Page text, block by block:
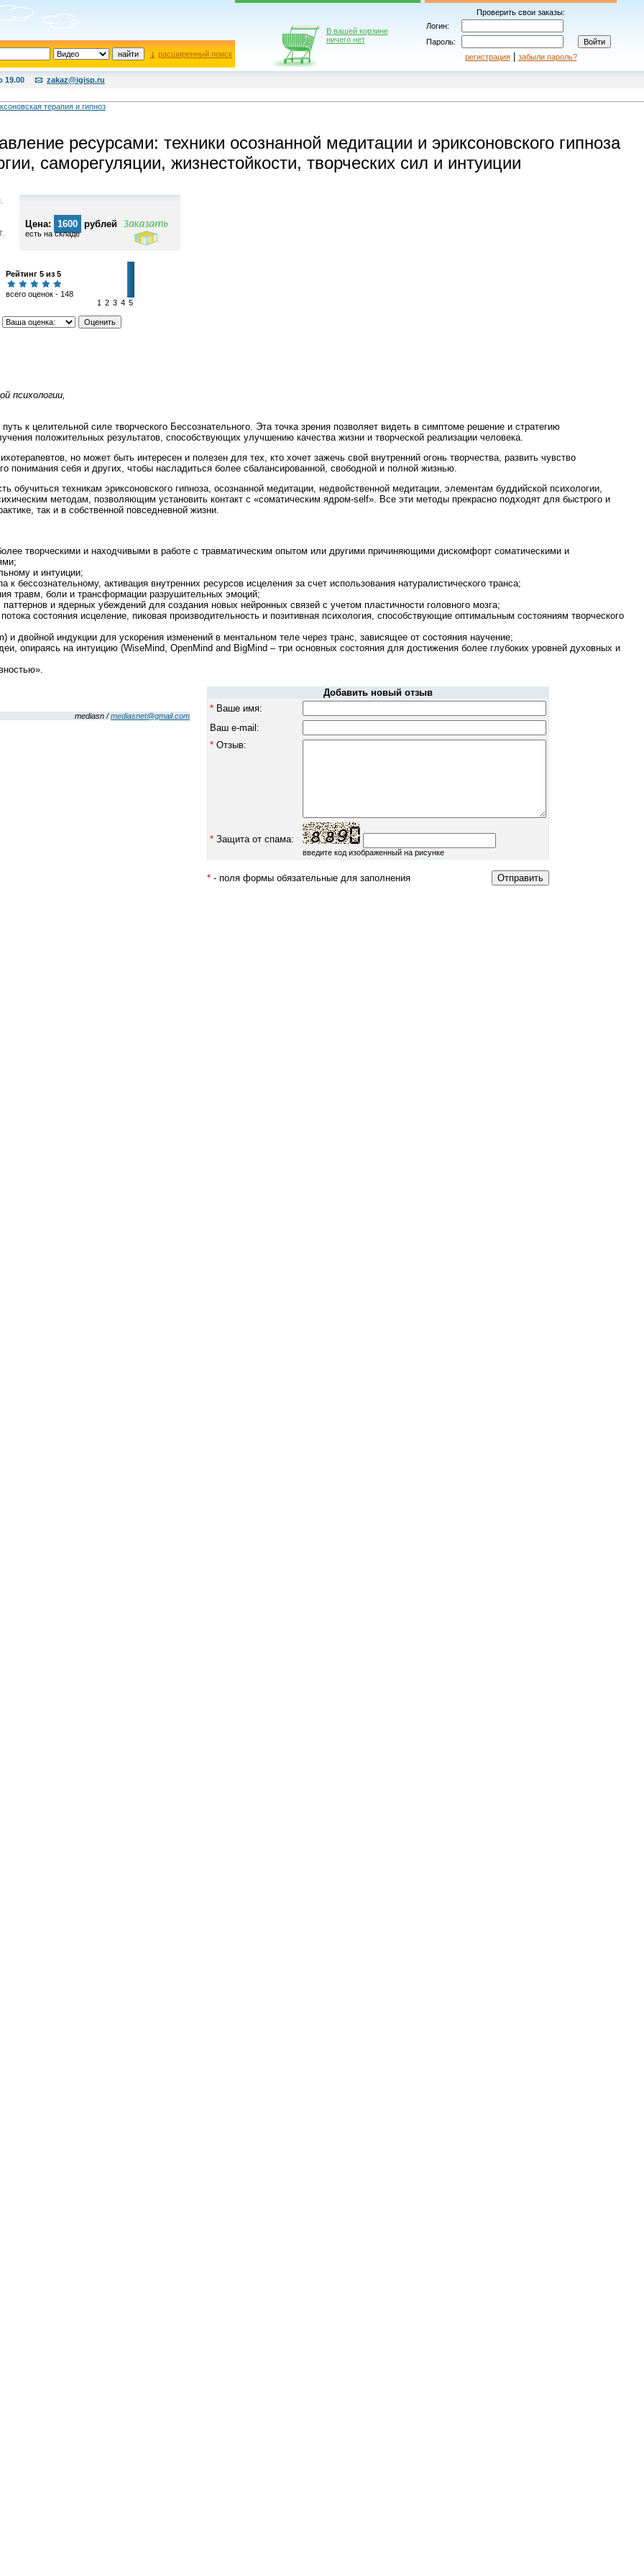
расширенный поиск
В вашей корзине
ничего нет
Проверить свои заказы:
Логин:
Пароль:
регистрация| забыли пароль?
19.00 zakaz@igisp.ru
терапия и гипноз
ресурсами: техники осознанной медитации и эриксоновского гипноза
саморегуляции, жизнестойкости, творческих сил и интуиции
Цена: 1600 рублей
есть на складе
Рейтинг 5 из 5
всего оценок - 148
1 2 3 4 5
психологии,
к целительной силе творческого Бессознательного. Эта точка зрения позволяет видеть в симптоме решение и стратегию
положительных результатов, способствующих улучшению качества жизни и творческой реализации человека.
но может быть интересен и полезен для тех, кто хочет зажечь свой внутренний огонь творчества, развить чувство
понимания себя и других, чтобы насладиться более сбалансированной, свободной и полной жизнью.
обучиться техникам эриксоновского гипноза, осознанной медитации, недвойственной медитации, элементам буддийской психологии,
методам, позволяющим установить контакт с «соматическим ядром-self». Все эти методы прекрасно подходят для быстрого и
так и в собственной повседневной жизни.
творческими и находчивыми в работе с травматическим опытом или другими причиняющими дискомфорт соматическими и
и интуиции;
бессознательному, активация внутренних ресурсов исцеления за счет использования натуралистического транса;
травм, боли и трансформации разрушительных эмоций;
и ядерных убеждений для создания новых нейронных связей с учетом пластичности головного мозга;
состояния исцеление, пиковая производительность и позитивная психология, способствующие оптимальным состояниям творческого
и двойной индукции для ускорения изменений в ментальном теле через транс, зависящее от состояния научение;
опираясь на интуицию (WiseMind, OpenMind and BigMind – три основных состояния для достижения более глубоких уровней духовных и
mediasn /mediasnet@gmail.com
Добавить новый отзыв
* Ваше имя:
Ваш e-mail:
* Отзыв:
* Защита от спама:
введите код изображенный на рисунке
* - поля формы обязательные для заполнения